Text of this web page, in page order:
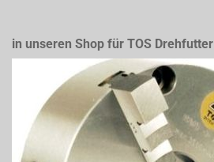
in unseren Shop für TOS Drehfutter